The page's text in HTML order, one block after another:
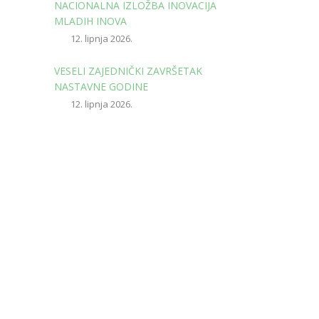
NACIONALNA IZLOŽBA INOVACIJA
MLADIH INOVA
12. lipnja 2026.
VESELI ZAJEDNIČKI ZAVRŠETAK
NASTAVNE GODINE
12. lipnja 2026.